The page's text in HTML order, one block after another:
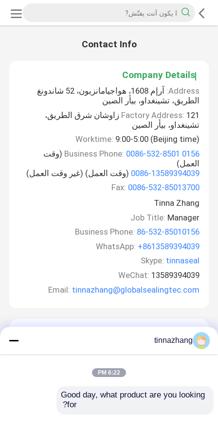
Contact Info
Company Details
Address:
آرإم 1608، هواجيامانزيون، 52 شاندونغ
الطريق، تشينغداو، بيأر الصين
Factory Address: 121 زاوشان شرق الطريق،
تشينغداو، بيأر الصين
Worktime: 9:00-5:00 (Beijing time)
Business Phone: 0086-532-8501 0156
(وقت
العمل)
0086-13589394039 (وقت العمل) (غير وقت العمل)
Fax: 0086-532-85013700
Tinna Zhang
Job Title: Manager
Business Phone: 86-532-85010156
WhatsApp: +8613589394039
Skype: tinnaseal
WeChat: 13589394039
Email: tinnazhang@globalsealingtec.com
tinnazhang
6:22 PM
Good day, what product are you looking
for?